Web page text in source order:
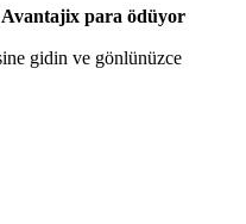
Avantajix para ödüyor
gidin ve gönlünüzce